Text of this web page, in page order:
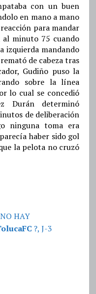
con un buen
en mano a mano
para mandar
minuto 75 cuando
izquierda mandando
de cabeza tras
Gudiño puso la
sobre la línea
lo cual se concedió
Durán determinó
de deliberación
ninguna toma era
haber sido gol
la pelota no cruzó
HAY
?, J-3